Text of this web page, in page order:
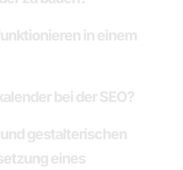
in einem
bei der SEO?
gestalterischen
eines